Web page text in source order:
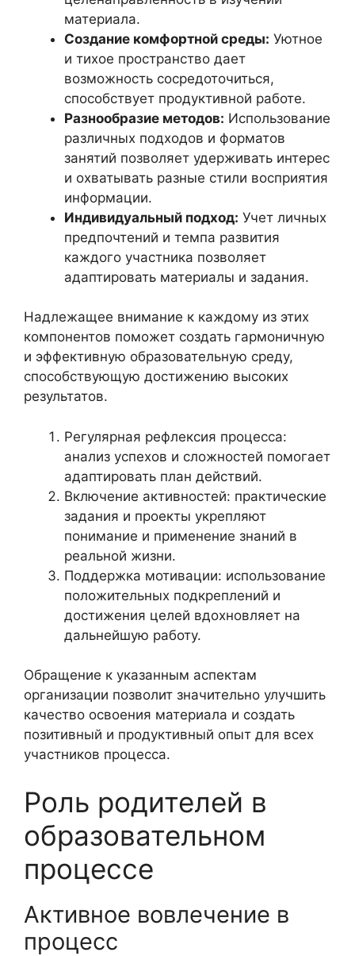
материала.
Создание комфортной среды: Уютное
и тихое пространство дает
возможность сосредоточиться,
способствует продуктивной работе.
Разнообразие методов: Использование
различных подходов и форматов
занятий позволяет удерживать интерес
и охватывать разные стили восприятия
информации.
Индивидуальный подход: Учет личных
предпочтений и темпа развития
каждого участника позволяет
адаптировать материалы и задания.
Надлежащее внимание к каждому из этих
компонентов поможет создать гармоничную
и эффективную образовательную среду,
способствующую достижению высоких
результатов.
Регулярная рефлексия процесса:
анализ успехов и сложностей помогает
адаптировать план действий.
Включение активностей: практические
задания и проекты укрепляют
понимание и применение знаний в
реальной жизни.
Поддержка мотивации: использование
положительных подкреплений и
достижения целей вдохновляет на
дальнейшую работу.
Обращение к указанным аспектам
организации позволит значительно улучшить
качество освоения материала и создать
позитивный и продуктивный опыт для всех
участников процесса.
Роль родителей в
образовательном
процессе
Активное вовлечение в
процесс